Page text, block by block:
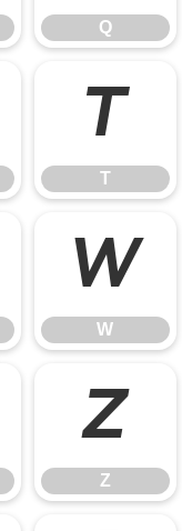
Q
T
T
W
W
Z
Z